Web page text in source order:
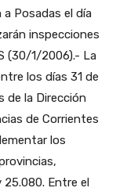
Posadas el día
inspecciones
(30/1/2006).- La
los días 31 de
de la Dirección
de Corrientes
los
Entre el